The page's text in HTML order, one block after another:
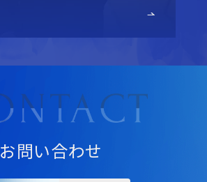
お問い合わせ